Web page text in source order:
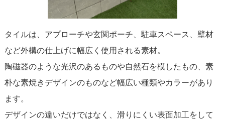
タイルは、アプローチや玄関ポーチ、駐車スペース、壁材
など外構の仕上げに幅広く使用される素材。
陶磁器のような光沢のあるものや自然石を模したもの、素
朴な素焼きデザインのものなど幅広い種類やカラーがあり
ます。
デザインの違いだけではなく、滑りにくい表面加工をして